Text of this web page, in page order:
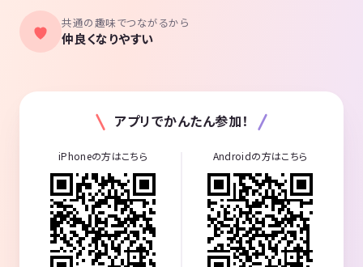
共通の趣味でつながるから
仲良くなりやすい
アプリでかんたん参加！
iPhoneの方はこちら Androidの方はこちら